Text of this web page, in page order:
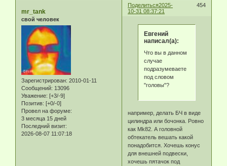
Поделиться 454
2025-
10-31 08:37:21
mr_tank
свой человек
Зарегистрирован: 2010-01-11
Сообщений: 13096
Уважение: [+3/-9]
Позитив: [+0/-0]
Провел на форуме:
3 месяца 15 дней
Последний визит:
2026-08-07 11:07:18
Eвгeний
написал(а):
Что вы в данном
случае
подразумеваете
под словом
"головы"?
например, делать БЧ в виде
цилиндра или бочонка. Ровно
как Mk82. А головной
обтекатель вешать какой
понадобится. Хочешь конус
для внешней подвески,
хочешь пятачок под